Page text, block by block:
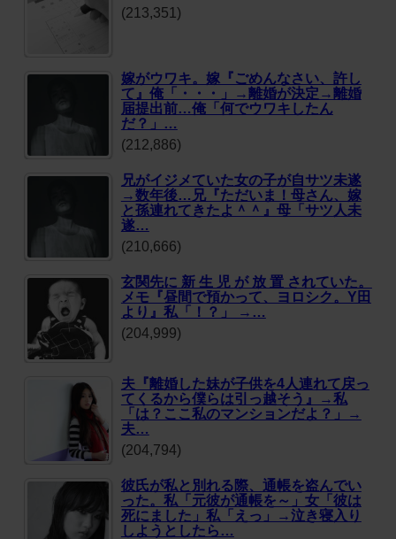
(213,351)
嫁がウワキ。嫁『ごめんなさい、許し
て』俺「・・・」→離婚が決定→離婚
届提出前…俺「何でウワキしたん
だ？」…
(212,886)
兄がイジメていた女の子が自サツ未遂
→数年後…兄『ただいま！母さん、嫁
と孫連れてきたよ＾＾』母「サツ人未
遂…
(210,666)
玄関先に 新 生 児 が 放 置 されていた。
メモ『昼間で預かって、ヨロシク。Y田
より』私「！？」 →…
(204,999)
夫『離婚した妹が子供を4人連れて戻っ
てくるから僕らは引っ越そう』→私
「は？ここ私のマンションだよ？」→
夫…
(204,794)
彼氏が私と別れる際、通帳を盗んでい
った。私「元彼が通帳を～」女「彼は
死にました」私「えっ」→泣き寝入り
しようとしたら…